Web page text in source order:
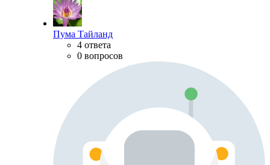
Пума Тайланд
4 ответа
0 вопросов